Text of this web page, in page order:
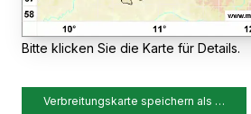
Bitte klicken Sie die Karte für Details.
Verbreitungskarte speichern als …